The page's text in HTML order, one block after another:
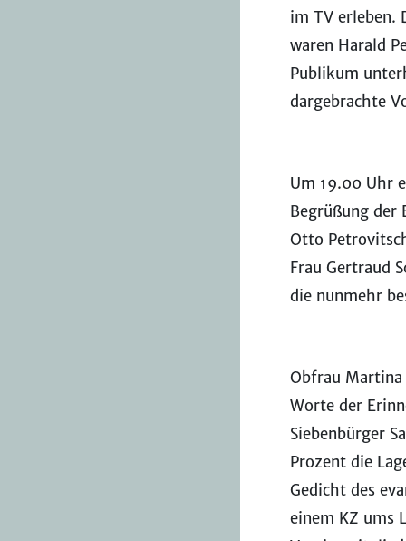
im TV erleben.
waren Harald
Publikum
dargebrachte
Um 19.00 Uhr
Begrüßung der
Otto
Frau Gertraud
die nunmehr
Obfrau
Worte der
Siebenbürger
Prozent die
Gedicht des
einem KZ ums